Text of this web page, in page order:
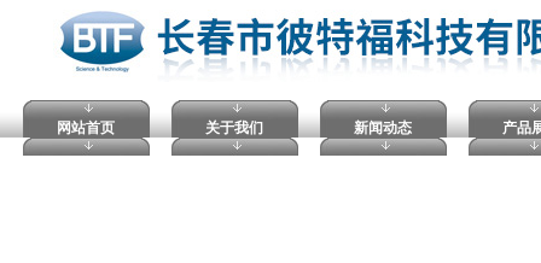
网站首页 关于我们 新闻动态 产品